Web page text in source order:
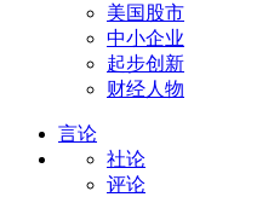
美国股市
中小企业
起步创新
财经人物
言论
社论
评论